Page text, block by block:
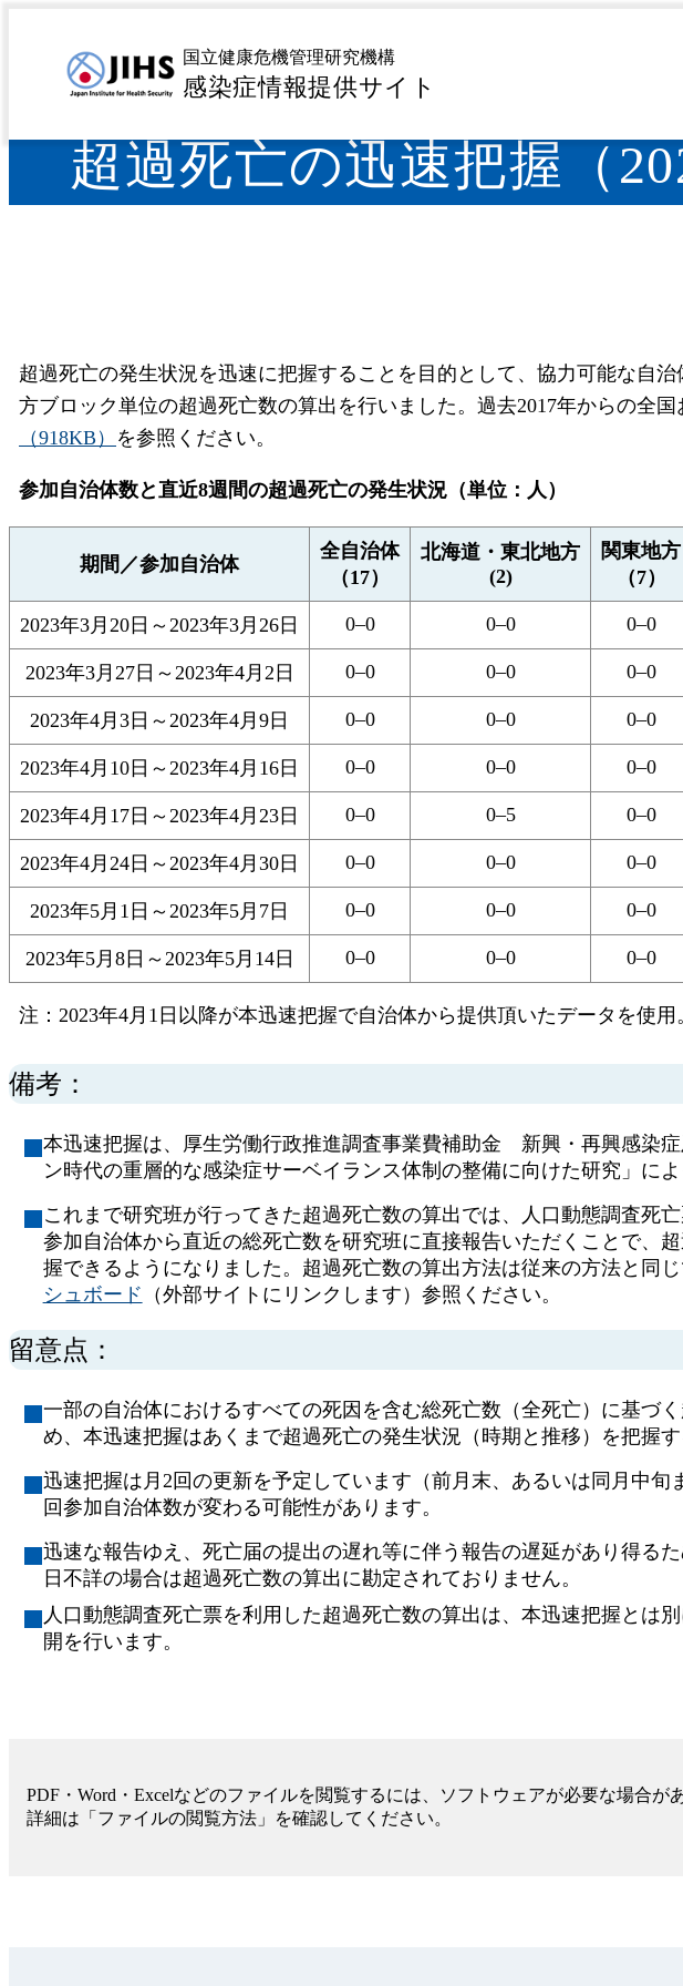
国立健康危機管理研究機構
感染症情報提供サイト
トップページ> サーベイランス>感染症サーベイランス情報のまとめ・評価
超過死亡の迅速把握（
超過死亡の発生状況を迅速に把握することを目的として、協力可能な自
方ブロック単位の超過死亡数の算出を行いました。過去2017年からの全
（918KB） を参照ください。
参加自治体数と直近8週間の超過死亡の発生状況（単位：人）
期間／参加自治体
全自治体
（17）
北海道・東北地方
(2)
関東地方
（7）
2023年3月20日 ～ 2023年3月26日 0–0 0–0 0–0
2023年3月27日 ～ 2023年4月2日 0–0 0–0 0–0
2023年4月3日 ～ 2023年4月9日 0–0 0–0 0–0
2023年4月10日 ～ 2023年4月16日 0–0 0–0 0–0
2023年4月17日 ～ 2023年4月23日 0–0 0–5 0–0
2023年4月24日 ～ 2023年4月30日 0–0 0–0 0–0
2023年5月1日 ～ 2023年5月7日 0–0 0–0 0–0
2023年5月8日 ～ 2023年5月14日 0–0 0–0 0–0
注：2023年4月1日以降が本迅速把握で自治体から提供頂いたデータを使
備考：
本迅速把握は、厚生労働行政推進調査事業費補助金 新興・再興感染
ン時代の重層的な感染症サーベイランス体制の整備に向けた研究」によ
これまで研究班が行ってきた超過死亡数の算出では、人口動態調査死
参加自治体から直近の総死亡数を研究班に直接報告いただくことで、
握できるようになりました。超過死亡数の算出方法は従来の方法と同
シュボード （外部サイトにリンクします）参照ください。
留意点：
一部の自治体におけるすべての死因を含む総死亡数（全死亡）に基づ
め、本迅速把握はあくまで超過死亡の発生状況（時期と推移）を把握す
迅速把握は月2回の更新を予定しています（前月末、あるいは同月中
回参加自治体数が変わる可能性があります。
迅速な報告ゆえ、死亡届の提出の遅れ等に伴う報告の遅延があり得る
日不詳の場合は超過死亡数の算出に勘定されておりません。
人口動態調査死亡票を利用した超過死亡数の算出は、本迅速把握とは
開を行います。
PDF・Word・Excelなどのファイルを閲覧するには、ソフトウェアが必要な場合が
詳細は「ファイルの閲覧方法」を確認してください。